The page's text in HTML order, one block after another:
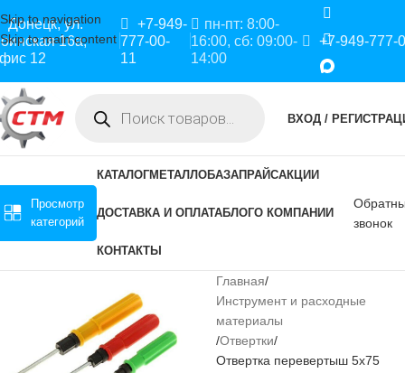
Skip to navigation
Skip to main content
Донецк, ул.
16а,
12
+7-949-
777-00-
11
пн-пт: 8:00-
16:00, сб: 09:00-
14:00
+7-949-777-
ВХОД /
Просмотр
категорий
КАТАЛОГМЕТАЛЛОБАЗАПРАЙСАКЦИИ
ДОСТАВКА И ОПЛАТАБЛОГО КОМПАНИИ
КОНТАКТЫ
звонок
Главная
Инструмент и расходные
материалы
Отвертки
Отвертка перевертыш 5х75